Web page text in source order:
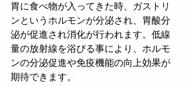
胃に食べ物が入ってきた時、ガストリ
ンというホルモンが分泌され、胃酸分
泌が促進され消化が行われます。 低線
量の放射線を浴びる事により、ホルモ
ンの分泌促進や免疫機能の向上効果が
期待できます。